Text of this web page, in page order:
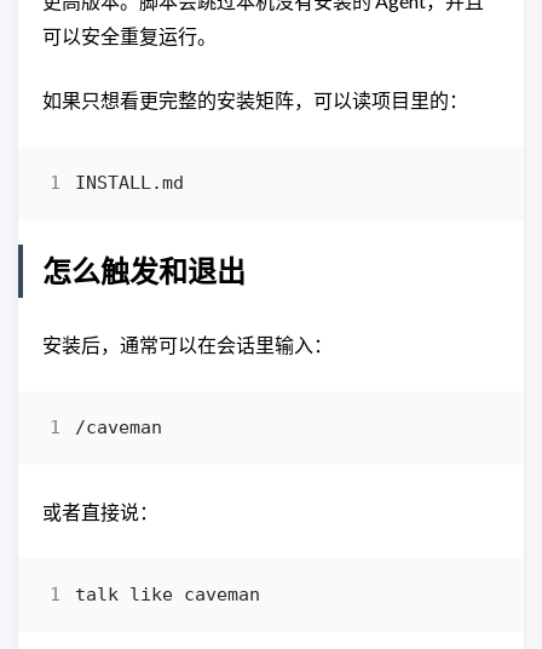
可以安全重复运行。
如果只想看更完整的安装矩阵，可以读项目里的：
怎么触发和退出
安装后，通常可以在会话里输入：
或者直接说：